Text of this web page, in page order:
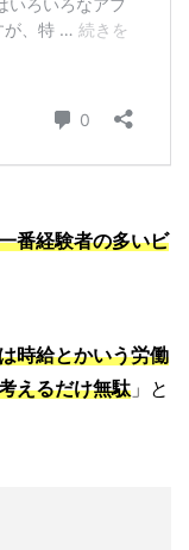
番経験者の多いビ
時給とかいう労働
えるだけ無駄 」と